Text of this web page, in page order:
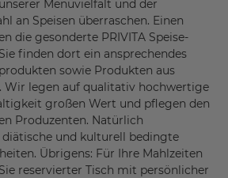
Menüvielfalt und der
an Speisen überraschen. Einen
die gesonderte PRIVITA Speise-
finden dort ein ansprechendes
sowie Produkten aus
Wir legen auf qualitativ hochwertige
großen Wert und pflegen den
Produzenten. Natürlich
und kulturell bedingte
Übrigens: Für Ihre Mahlzeiten
reservierter Tisch mit persönlicher